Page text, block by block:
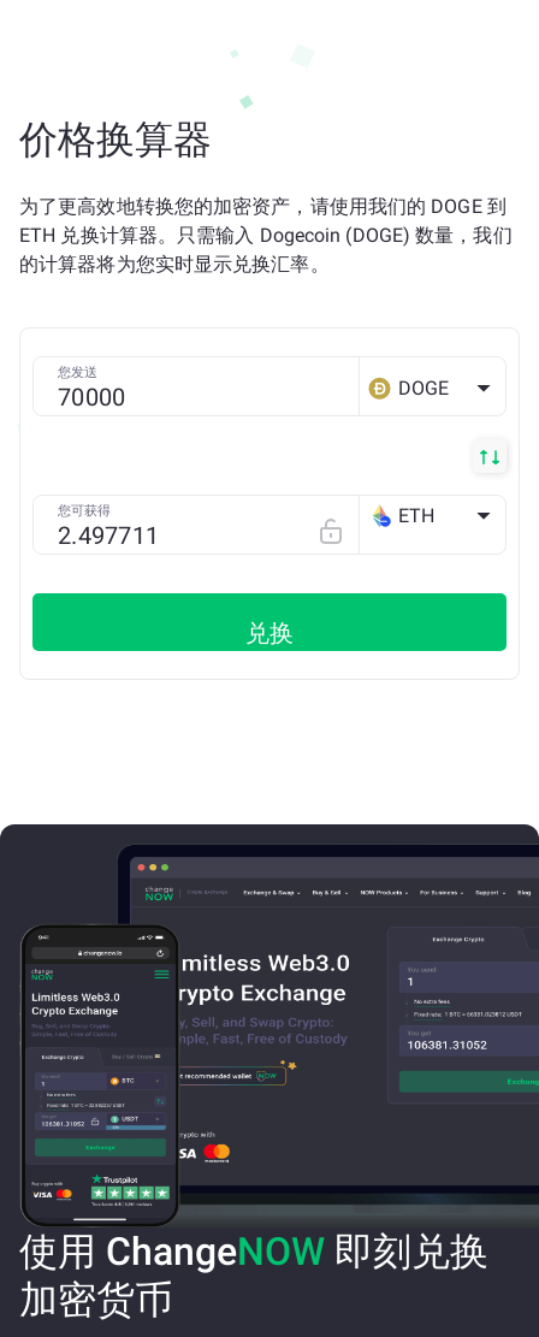
价格换算器
为了更高效地转换您的加密资产，请使用我们的 DOGE 到
ETH 兑换计算器。只需输入 Dogecoin (DOGE) 数量，我们
的计算器将为您实时显示兑换汇率。
您发送
DOGE
您可获得 ETH
兑换
使用 ChangeNOW 即刻兑换
加密货币